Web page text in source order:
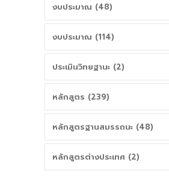
งบประมาณ (48)
งบประมาณ (114)
ประเมินวิทยฐานะ (2)
หลักสูตร (239)
หลักสูตรฐานสมรรถนะ (48)
หลักสูตรต่างประเทศ (2)